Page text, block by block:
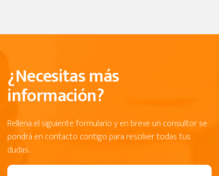
¿Necesitas más
información?
Rellena el siguiente formulario y en breve un consultor se
pondrá en contacto contigo para resolver todas tus
dudas.